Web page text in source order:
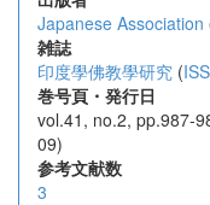
Japanese
雑誌
印度學佛教學研究 (
巻号頁・発行日
vol.41, no.2, pp.987-
09)
参考文献数
3